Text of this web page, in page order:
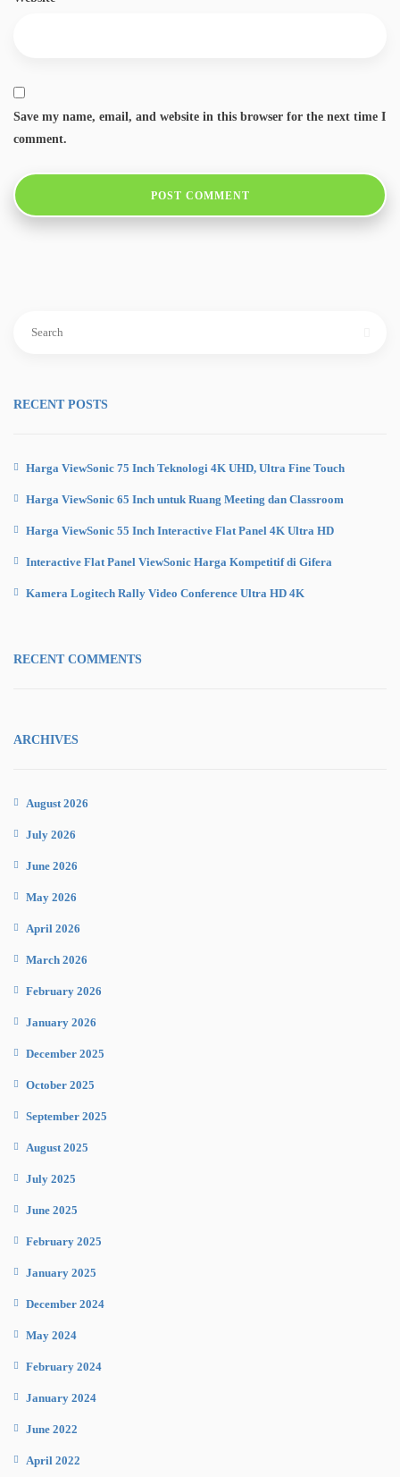
Save my name, email, and website in this browser for the next time I
comment.
RECENT POSTS
Harga ViewSonic 75 Inch Teknologi 4K UHD, Ultra Fine Touch
Harga ViewSonic 65 Inch untuk Ruang Meeting dan Classroom
Harga ViewSonic 55 Inch Interactive Flat Panel 4K Ultra HD
Interactive Flat Panel ViewSonic Harga Kompetitif di Gifera
Kamera Logitech Rally Video Conference Ultra HD 4K
RECENT COMMENTS
ARCHIVES
August 2026
July 2026
June 2026
May 2026
April 2026
March 2026
February 2026
January 2026
December 2025
October 2025
September 2025
August 2025
July 2025
June 2025
February 2025
January 2025
December 2024
May 2024
February 2024
January 2024
June 2022
April 2022